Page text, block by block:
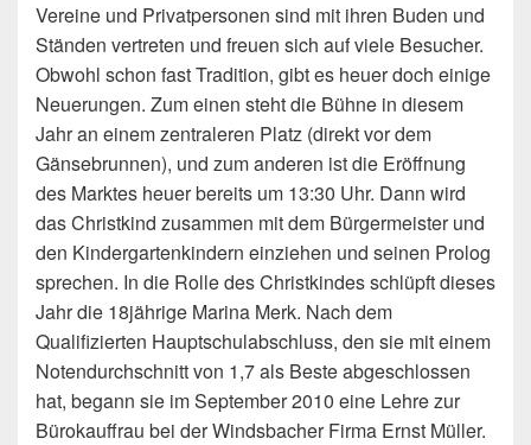
Vereine und Privatpersonen sind mit ihren Buden und
Ständen vertreten und freuen sich auf viele Besucher.
Obwohl schon fast Tradition, gibt es heuer doch einige
Neuerungen. Zum einen steht die Bühne in diesem
Jahr an einem zentraleren Platz (direkt vor dem
Gänsebrunnen), und zum anderen ist die Eröffnung
des Marktes heuer bereits um 13:30 Uhr. Dann wird
das Christkind zusammen mit dem Bürgermeister und
den Kindergartenkindern einziehen und seinen Prolog
sprechen. In die Rolle des Christkindes schlüpft dieses
Jahr die 18jährige Marina Merk. Nach dem
Qualifizierten Hauptschulabschluss, den sie mit einem
Notendurchschnitt von 1,7 als Beste abgeschlossen
hat, begann sie im September 2010 eine Lehre zur
Bürokauffrau bei der Windsbacher Firma Ernst Müller.